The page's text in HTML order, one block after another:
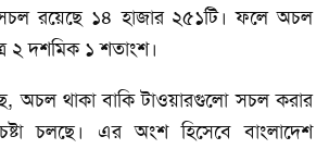
রয়েছে ১৪ হাজার ২৫১টি। ফলে অচল
২ দশমিক ১ শতাংশ।
অচল থাকা বাকি টাওয়ারগুলো সচল করার
চলছে। এর অংশ হিসেবে বাংলাদেশ